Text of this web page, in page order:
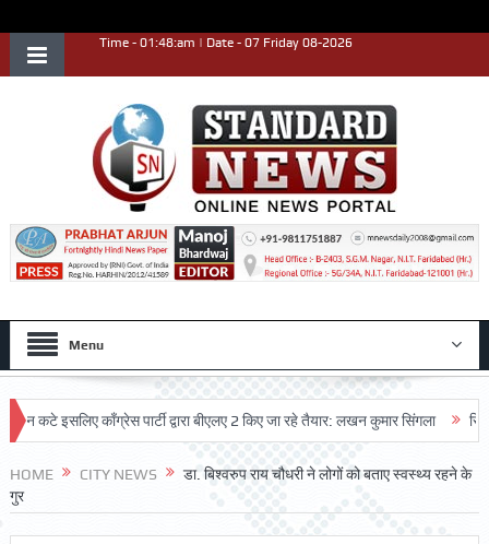
Time - 01:48:am | Date - 07 Friday 08-2026
Menu
इसलिए काँग्रेस पार्टी द्वारा बीएलए 2 किए जा रहे तैयार: लखन कुमार सिंगला सिद्धपीठ
HOME CITY NEWS
डा. बिश्वरुप राय चौधरी ने लोगों को बताए स्वस्थ्य रहने के
गुर